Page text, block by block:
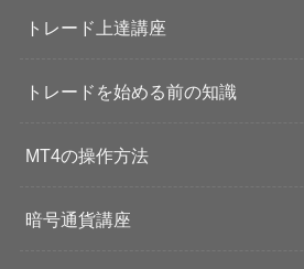
トレード上達講座
トレードを始める前の知識
MT4の操作方法
暗号通貨講座